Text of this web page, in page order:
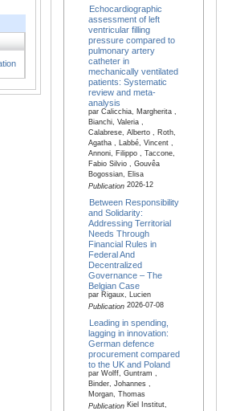
Echocardiographic
assessment of left
ventricular filling
pressure compared to
pulmonary artery
catheter in
mechanically ventilated
patients: Systematic
review and meta-
analysis
par Calicchia, Margherita ,
Bianchi, Valeria ,
Calabrese, Alberto , Roth,
Agatha , Labbé, Vincent ,
Annoni, Filippo , Taccone,
Fabio Silvio , Gouvêa
Bogossian, Elisa
Publication2026-12
Between Responsibility
and Solidarity:
Addressing Territorial
Needs Through
Financial Rules in
Federal And
Decentralized
Governance – The
Belgian Case
par Rigaux, Lucien
Publication2026-07-08
Leading in spending,
lagging in innovation:
German defence
procurement compared
to the UK and Poland
par Wolff, Guntram ,
Binder, Johannes ,
Morgan, Thomas
PublicationKiel Institut,